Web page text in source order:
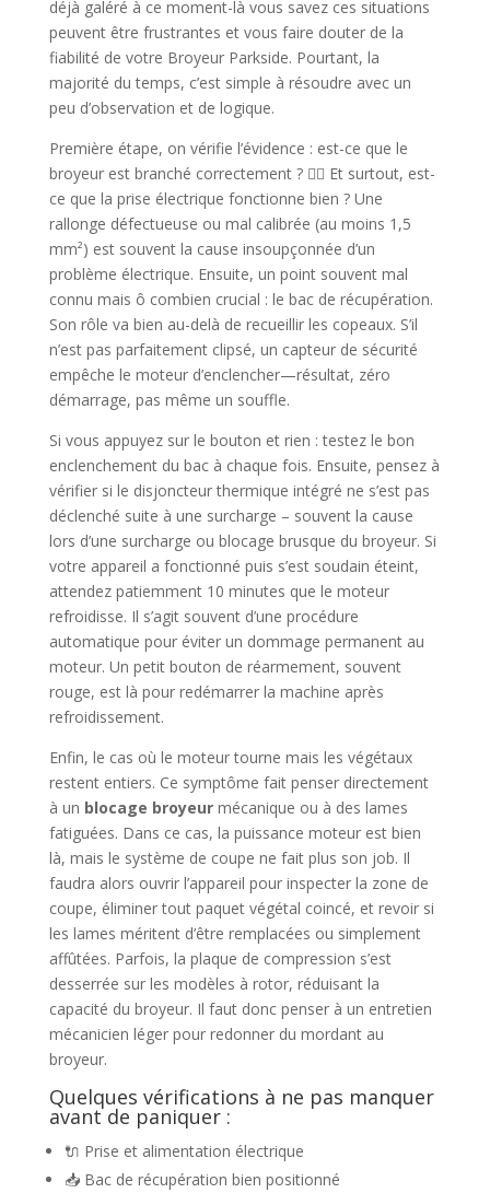
déjà galéré à ce moment-là vous savez ces situations
peuvent être frustrantes et vous faire douter de la
fiabilité de votre Broyeur Parkside. Pourtant, la
majorité du temps, c’est simple à résoudre avec un
peu d’observation et de logique.
Première étape, on vérifie l’évidence : est-ce que le
broyeur est branché correctement ? 🕵️‍♂️ Et surtout, est-
ce que la prise électrique fonctionne bien ? Une
rallonge défectueuse ou mal calibrée (au moins 1,5
mm²) est souvent la cause insoupçonnée d’un
problème électrique. Ensuite, un point souvent mal
connu mais ô combien crucial : le bac de récupération.
Son rôle va bien au-delà de recueillir les copeaux. S’il
n’est pas parfaitement clipsé, un capteur de sécurité
empêche le moteur d’enclencher—résultat, zéro
démarrage, pas même un souffle.
Si vous appuyez sur le bouton et rien : testez le bon
enclenchement du bac à chaque fois. Ensuite, pensez à
vérifier si le disjoncteur thermique intégré ne s’est pas
déclenché suite à une surcharge – souvent la cause
lors d’une surcharge ou blocage brusque du broyeur. Si
votre appareil a fonctionné puis s’est soudain éteint,
attendez patiemment 10 minutes que le moteur
refroidisse. Il s’agit souvent d’une procédure
automatique pour éviter un dommage permanent au
moteur. Un petit bouton de réarmement, souvent
rouge, est là pour redémarrer la machine après
refroidissement.
Enfin, le cas où le moteur tourne mais les végétaux
restent entiers. Ce symptôme fait penser directement
à un blocage broyeurmécanique ou à des lames
fatiguées. Dans ce cas, la puissance moteur est bien
là, mais le système de coupe ne fait plus son job. Il
faudra alors ouvrir l’appareil pour inspecter la zone de
coupe, éliminer tout paquet végétal coincé, et revoir si
les lames méritent d’être remplacées ou simplement
affûtées. Parfois, la plaque de compression s’est
desserrée sur les modèles à rotor, réduisant la
capacité du broyeur. Il faut donc penser à un entretien
mécanicien léger pour redonner du mordant au
broyeur.
Quelques vérifications à ne pas manquer
avant de paniquer :
🔌 Prise et alimentation électrique
📥 Bac de récupération bien positionné